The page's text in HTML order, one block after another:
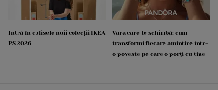
Intră în culisele noii colecții IKEA
PS 2026
Vara care te schimbă: cum
transformi fiecare amintire într-
o poveste pe care o porți cu tine